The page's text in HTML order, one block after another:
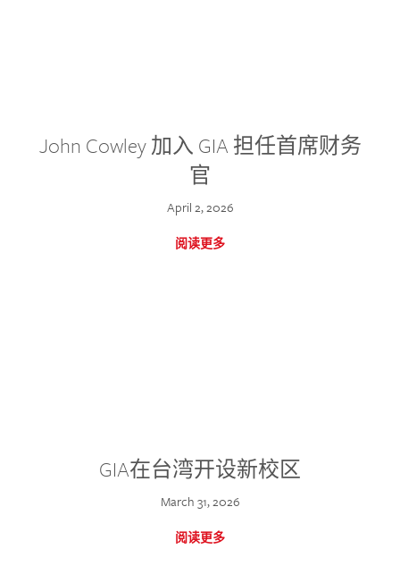
John Cowley 加入 GIA 担任首席财务
官
April 2, 2026
阅读更多
GIA在台湾开设新校区
March 31, 2026
阅读更多